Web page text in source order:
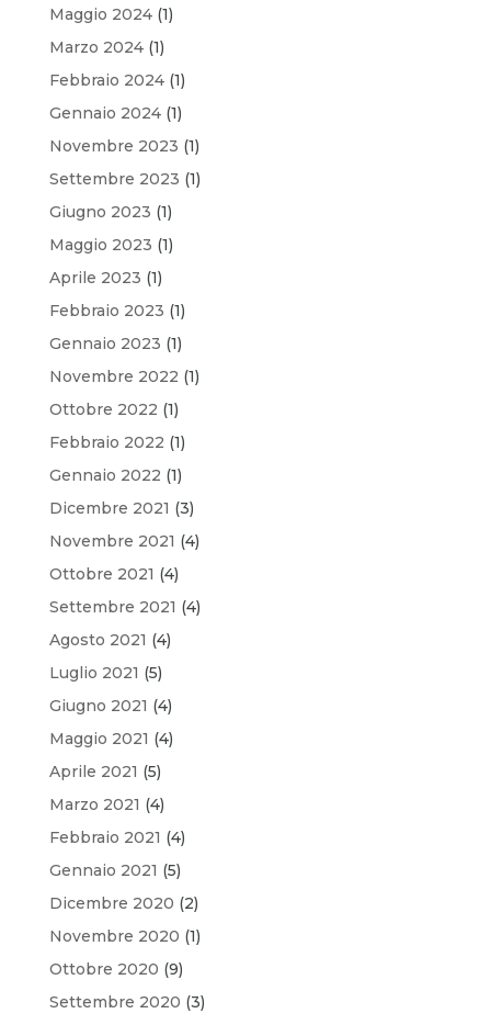
Maggio 2024(1)
Marzo 2024(1)
Febbraio 2024(1)
Gennaio 2024(1)
Novembre 2023 (1)
Settembre 2023 (1)
Giugno 2023 (1)
Maggio 2023 (1)
Aprile 2023 (1)
Febbraio 2023 (1)
Gennaio 2023 (1)
Novembre 2022 (1)
Ottobre 2022 (1)
Febbraio 2022 (1)
Gennaio 2022 (1)
Dicembre 2021 (3)
Novembre 2021 (4)
Ottobre 2021 (4)
Settembre 2021 (4)
Agosto 2021 (4)
Luglio 2021 (5)
Giugno 2021 (4)
Maggio 2021 (4)
Aprile 2021 (5)
Marzo 2021 (4)
Febbraio 2021 (4)
Gennaio 2021 (5)
Dicembre 2020 (2)
Novembre 2020 (1)
Ottobre 2020 (9)
Settembre 2020 (3)